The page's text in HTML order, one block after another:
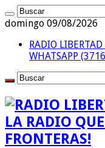
domingo 09/08/2026
RADIO
WHATSAPP
LA RADIO
FRONTERAS!